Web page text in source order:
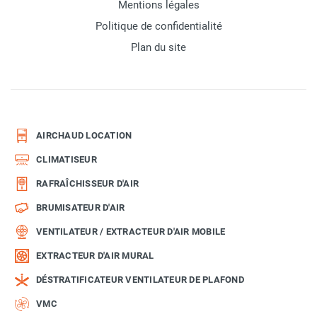
Mentions légales
Politique de confidentialité
Plan du site
AIRCHAUD LOCATION
CLIMATISEUR
RAFRAÎCHISSEUR D'AIR
BRUMISATEUR D'AIR
VENTILATEUR / EXTRACTEUR D'AIR MOBILE
EXTRACTEUR D'AIR MURAL
DÉSTRATIFICATEUR VENTILATEUR DE PLAFOND
VMC